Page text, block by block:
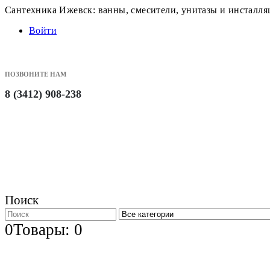
Сантехника Ижевск: ванны, смесители, унитазы и
Войти
ПОЗВОНИТЕ НАМ
8 (3412) 908-238
Поиск
0Товары: 0